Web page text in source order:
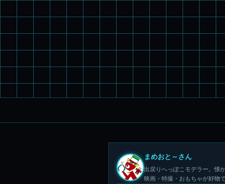
まめおと～さん
出戻りへっぽこモデラー。懐
映画・特撮・おもちゃが好物で